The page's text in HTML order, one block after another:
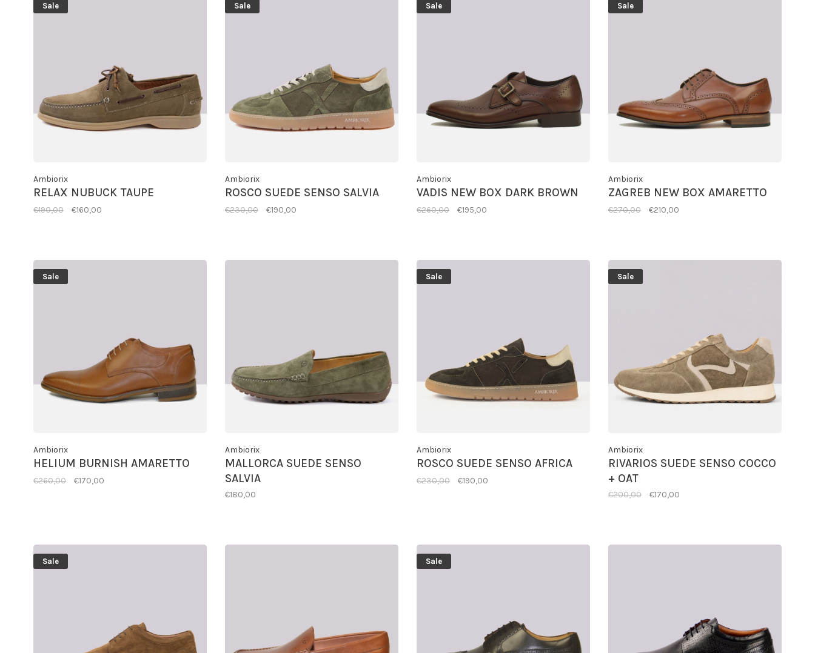
Sale
Ambiorix
RELAX NUBUCK TAUPE
€190,00 €160,00
Sale
Ambiorix
ROSCO SUEDE SENSO SALVIA
€230,00 €190,00
Sale
Ambiorix
VADIS NEW BOX DARK BROWN
€260,00 €195,00
Sale
Ambiorix
ZAGREB NEW BOX AMARETTO
€270,00 €210,00
Sale
Ambiorix
HELIUM BURNISH AMARETTO
€260,00 €170,00
Ambiorix
MALLORCA SUEDE SENSO
SALVIA
€180,00
Sale
Ambiorix
ROSCO SUEDE SENSO AFRICA
€230,00 €190,00
Sale
Ambiorix
RIVARIOS SUEDE SENSO COCCO
+ OAT
€200,00 €170,00
Sale Sale